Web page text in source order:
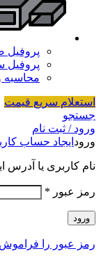
پروفیل
پروفیل
محاسبه
استعلام سریع قیمت
جستجو
ورود / ثبت نام
ورود ایجاد حساب
نام کاربری یا آدرس
رمز عبور *
ورود
رمز عبور را فراموش